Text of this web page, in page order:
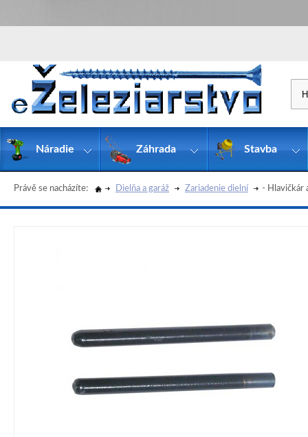
Právě se nacházíte: Dielňa a garáž Zariadenie dielní - Hlavičkár
Náradie Záhrada Stavba